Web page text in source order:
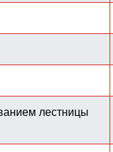
лестницы